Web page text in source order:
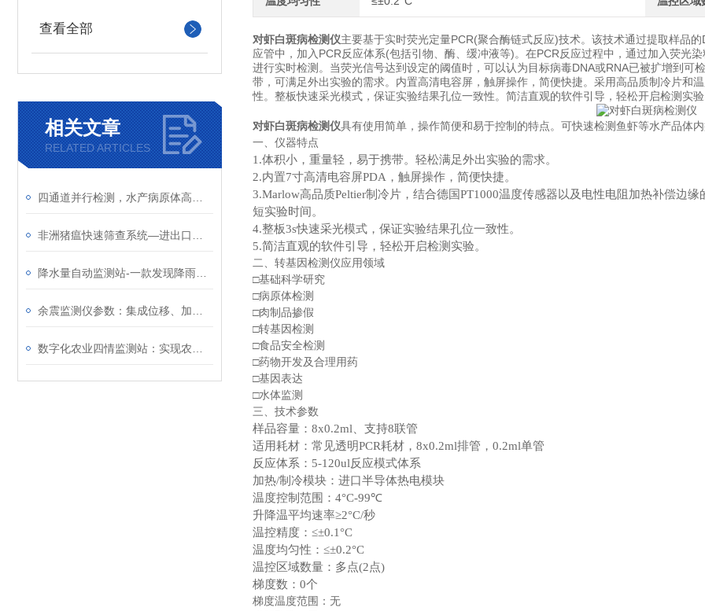
查看全部
相关文章
RELATED ARTICLES
对虾白斑病检测仪主要基于实时荧光定量PCR(聚合酶链式反应)技术。该技术通过提取样品
应管中，加入PCR反应体系(包括引物、酶、缓冲液等)。在PCR反应过程中，通过加入荧光
进行实时检测。当荧光信号达到设定的阈值时，可以认为目标病毒DNA或RNA已被扩增到
带，可满足外出实验的需求。内置高清电容屏，触屏操作，简便快捷。采用高品质制冷片和
性。整板快速采光模式，保证实验结果孔位一致性。简洁直观的软件引导，轻松开启检测实验
对虾白斑病检测仪具有使用简单，操作简便和易于控制的特点。可快速检测鱼虾等水产品体
一、仪器特点
1.体积小，重量轻，易于携带。轻松满足外出实验的需求。
2.内置7寸高清电容屏PDA，触屏操作，简便快捷。
3.Marlow高品质Peltier制冷片，结合德国PT1000温度传感器以及电性电阻加热补偿
短实验时间。
4.整板3s快速采光模式，保证实验结果孔位一致性。
5.简洁直观的软件引导，轻松开启检测实验。
二、转基因检测仪应用领域
□基础科学研究
□病原体检测
□肉制品掺假
□转基因检测
□食品安全检测
□药物开发及合理用药
□基因表达
□水体监测
三、技术参数
样品容量：8x0.2ml、支持8联管
适用耗材：常见透明PCR耗材，8x0.2ml排管，0.2ml单管
反应体系：5-120ul反应模式体系
加热/制冷模块：进口半导体热电模块
温度控制范围：4°C-99℃
升降温平均速率≥2°C/秒
温控精度：≤±0.1°C
温度均匀性：≤±0.2°C
温控区域数量：多点(2点)
梯度数：0个
梯度温度范围：无